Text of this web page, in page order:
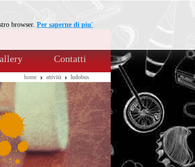
browser. Per saperne di piu'
home attività ludobus
Contatti